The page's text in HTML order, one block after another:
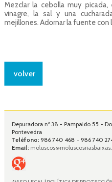
Mezclar la cebolla muy
vinagre, la sal y una
mejillones. Adornar la fuente con
volver
Depuradora nº 38 - Pampaido 55 -
Pontevedra
Teléfono:986 740 468 - 986 740
Email: